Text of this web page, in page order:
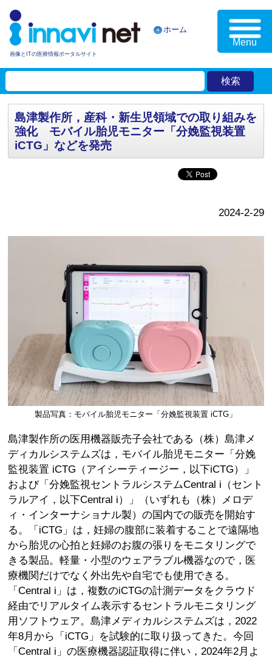
画像とITの医療情報ポータルサイト
ホーム
Menu
島津製作所，産科・新生児領域での取り組みを
強化 モバイル胎児モニター「分娩監視装置
iCTG」などを発売
2024-2-29
製品写真：モバイル胎児モニター「分娩監視装置 iCTG」
島津製作所の医用機器販売子会社である（株）島津メ
ディカルシステムズは，モバイル胎児モニター「分娩
監視装置 iCTG（アイシーティージー，以下iCTG）」
および「分娩監視セントラルシステムCentral i（セント
ラルアイ，以下Central i）」（いずれも（株）メロデ
ィ・インターナショナル製）の国内での販売を開始す
る。「iCTG」は，妊婦の腹部に装着することで遠隔地
から胎児の心拍と妊婦のお腹の張りをモニタリングで
きる製品。軽量・小型のウェアラブル機器なので，医
療機関だけでなく外出先や自宅でも使用できる。
「Central i」は，複数のiCTGの計測データをクラウド
経由でリアルタイム表示するセントラルモニタリング
用ソフトウェア。島津メディカルシステムズは，2022
年8月から「iCTG」を試験的に取り扱ってきた。今回
「Central i」の医療機器認証取得に伴い，2024年2月よ